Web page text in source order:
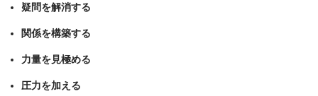
疑問を解消する
関係を構築する
力量を見極める
圧力を加える